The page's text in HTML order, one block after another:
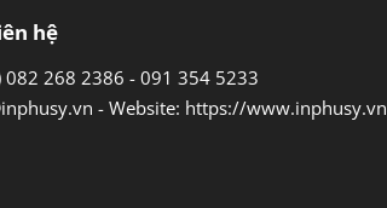
hệ
082 268 2386 - 091 354 5233
- Website: https://www.inphusy.vn